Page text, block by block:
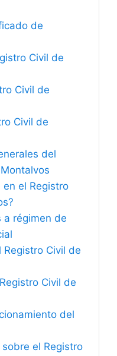
de
Civil de
Civil de
Civil de
del
en el Registro
a régimen de
Registro Civil de
Civil de
del
el Registro